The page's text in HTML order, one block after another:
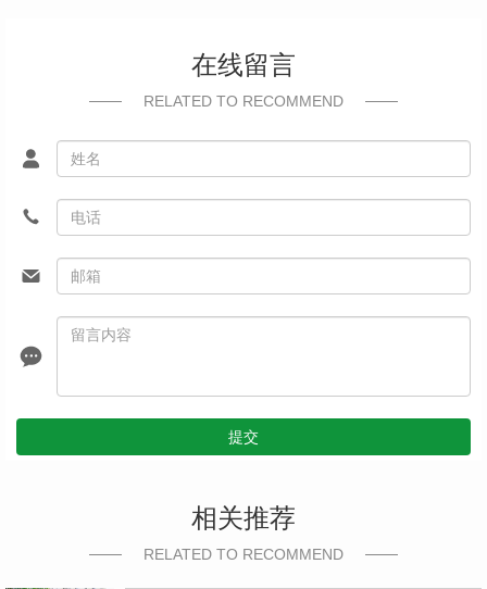
在线留言
RELATED TO RECOMMEND
提交
相关推荐
RELATED TO RECOMMEND